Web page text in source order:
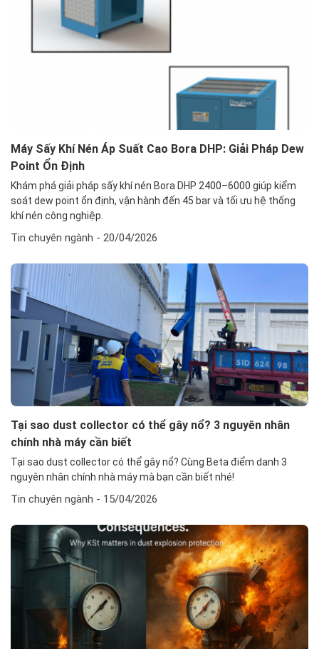
Máy Sấy Khí Nén Áp Suất Cao Bora DHP: Giải Pháp Dew
Point Ổn Định
Khám phá giải pháp sấy khí nén Bora DHP 2400–6000 giúp kiểm
soát dew point ổn định, vận hành đến 45 bar và tối ưu hệ thống
khí nén công nghiệp.
Tin chuyên ngành - 20/04/2026
Tại sao dust collector có thể gây nổ? 3 nguyên nhân
chính nhà máy cần biết
Tại sao dust collector có thể gây nổ? Cùng Beta điểm danh 3
nguyên nhân chính nhà máy mà bạn cần biết nhé!
Tin chuyên ngành - 15/04/2026